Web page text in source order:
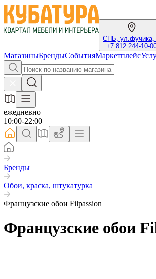
СПБ, ул.фучика,
+7 812 244-10-
МагазиныБрендыСобытияМаркетплейс
ежедневно
10:00-22:00
Бренды
Обои, краска, штукатурка
Французские обои Filpassion
Французские обои